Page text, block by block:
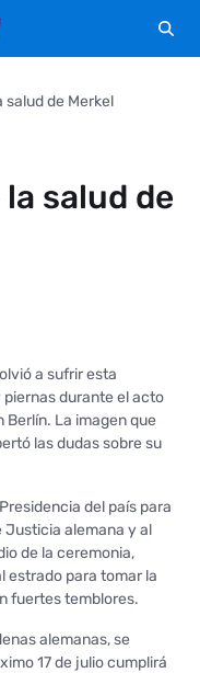
salud de Merkel
salud de
a sufrir esta
piernas durante el acto
Berlín. La imagen que
las dudas sobre su
del país para
Justicia alemana y al
de la ceremonia,
estrado para tomar la
fuertes temblores.
alemanas, se
17 de julio cumplirá